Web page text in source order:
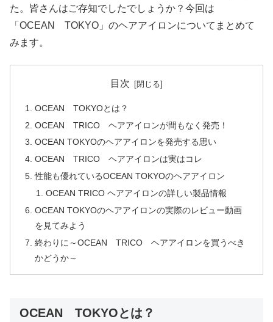
た。皆さんはご存知でしたでしょうか？今回は
「OCEAN TOKYO」のヘアアイロンについてまとめて
みます。
目次
OCEAN TOKYOとは？
OCEAN TRICO ヘアアイロンが間もなく発売！
OCEAN TOKYOのヘアアイロンを発売する思い
OCEAN TRICO ヘアアイロンは実はコレ
性能も優れているOCEAN TOKYOのヘアアイロン
OCEAN TRICO ヘアアイロンの詳しい製品情報
OCEAN TOKYOのヘアアイロンの実際のレビュー動画
を見てみよう
終わりに～OCEAN TRICO ヘアアイロンを買うべき
かどうか～
OCEAN TOKYOとは？